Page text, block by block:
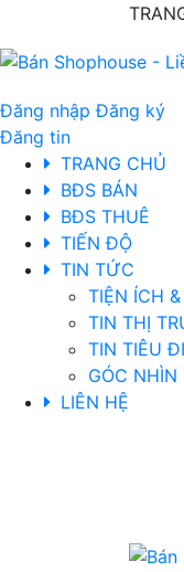
Đăng nhập Đăng ký
Đăng tin
TRANG CHỦ
BĐS BÁN
BĐS THUÊ
TIẾN ĐỘ
TIN TỨC
TIỆN ÍCH
TIN THỊ
TIN TIÊU
GÓC NHÌN
LIÊN HỆ